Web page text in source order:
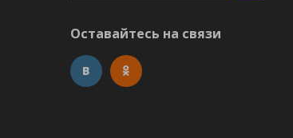
Оставайтесь на связи